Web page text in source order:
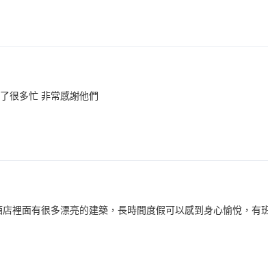
很多忙 非常感謝他們
裡面有很多漂亮的建築，長時間度假可以感到身心愉悅，有